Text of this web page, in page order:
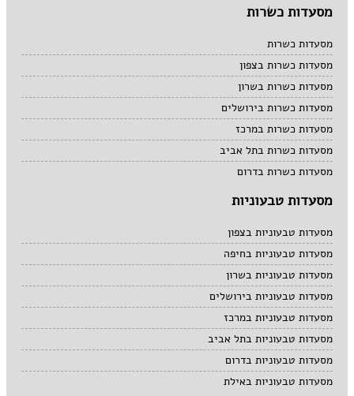
מסעדות כשרות
מסעדות כשרות
מסעדות כשרות בצפון
מסעדות כשרות בשרון
מסעדות כשרות בירושלים
מסעדות כשרות במרכז
מסעדות כשרות בתל אביב
מסעדות כשרות בדרום
מסעדות טבעוניות
מסעדות טבעוניות בצפון
מסעדות טבעוניות בחיפה
מסעדות טבעוניות בשרון
מסעדות טבעוניות בירושלים
מסעדות טבעוניות במרכז
מסעדות טבעוניות בתל אביב
מסעדות טבעוניות בדרום
מסעדות טבעוניות באילת